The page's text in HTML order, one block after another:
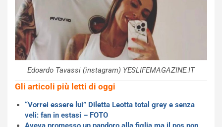
Edoardo Tavassi (instagram) YESLIFEMAGAZINE.IT
Gli articoli più letti di oggi
“Vorrei essere lui” Diletta Leotta total grey e senza
veli: fan in estasi – FOTO